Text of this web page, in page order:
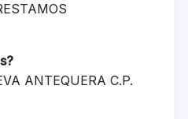
ANTEQUERA C.P.